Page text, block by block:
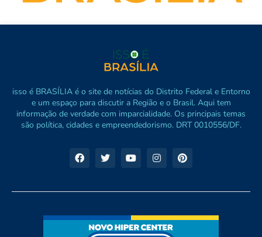
isso é BRASÍLIA é o site de notícias do Distrito Federal e Entorno
e um espaço para discutir a Região e o Brasil. Aqui tem
informação de verdade com imparcialidade. Os principais temas
são política, cidades e empreendedorismo. DRT 0010556/DF.